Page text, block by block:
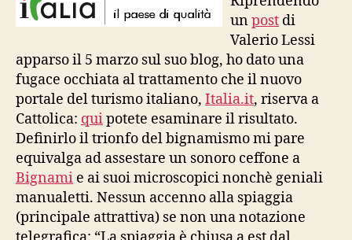
unpost di
Valerio Lessi
apparso il 5 marzo sul suo blog, ho dato una
fugace occhiata al trattamento che il nuovo
portale del turismo italiano, Italia.it, riserva a
Cattolica: quipotete esaminare il risultato.
Definirlo il trionfo del bignamismo mi pare
equivalga ad assestare un sonoro ceffone a
Bignami e ai suoi microscopici nonchè geniali
manualetti. Nessun accenno alla spiaggia
(principale attrattiva) se non una notazione